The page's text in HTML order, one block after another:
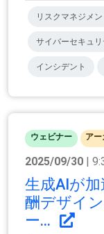
リスクマネジメン
サイバーセキュリ
インシデント
ウェビナー ア
2025/09/30 |
生成AIが
酬デザイ
ー...